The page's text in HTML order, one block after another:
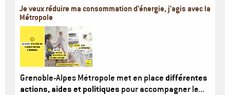
Je veux réduire ma consommation d’énergie, j’agis avec la
Métropole
Image
Grenoble-Alpes Métropole met en placedifférentes
actions, aides et politiques pour accompagner le...